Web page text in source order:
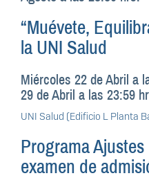
“Muévete,
la UNI Salud
Miércoles 22 de Abril a
29 de Abril a las 23:59
UNI Salud (Edificio L Planta
Programa Ajustes
examen de